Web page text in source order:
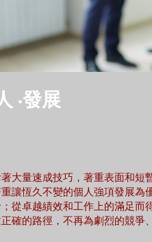
·發展
大量速成技巧，著重表面和短
讓恆久不變的個人強項發展為
從卓越績效和工作上的滿足而
確的路徑，不再為劇烈的競爭